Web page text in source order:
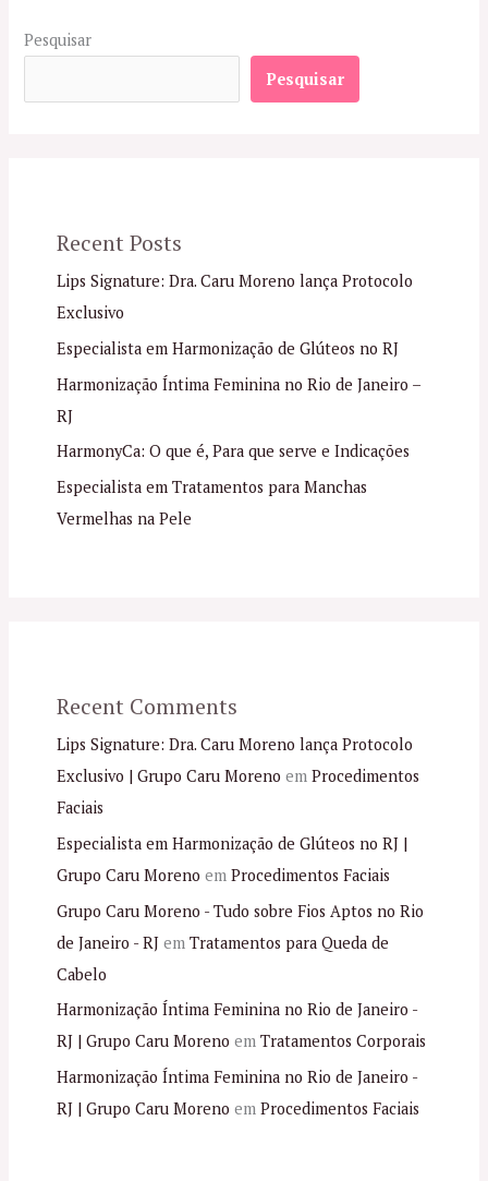
Pesquisar
Pesquisar
Recent Posts
Lips Signature: Dra. Caru Moreno lança Protocolo
Exclusivo
Especialista em Harmonização de Glúteos no RJ
Harmonização Íntima Feminina no Rio de Janeiro –
RJ
HarmonyCa: O que é, Para que serve e Indicações
Especialista em Tratamentos para Manchas
Vermelhas na Pele
Recent Comments
Lips Signature: Dra. Caru Moreno lança Protocolo
Exclusivo | Grupo Caru Moreno em Procedimentos
Faciais
Especialista em Harmonização de Glúteos no RJ |
Grupo Caru Moreno em Procedimentos Faciais
Grupo Caru Moreno - Tudo sobre Fios Aptos no Rio
de Janeiro - RJem Tratamentos para Queda de
Cabelo
Harmonização Íntima Feminina no Rio de Janeiro -
RJ | Grupo Caru Moreno em Tratamentos Corporais
Harmonização Íntima Feminina no Rio de Janeiro -
RJ | Grupo Caru Moreno em Procedimentos Faciais